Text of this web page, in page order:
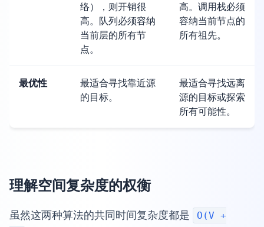
络），则开销很
高。队列必须容纳
当前层的所有节
点。
高。调用栈必须
容纳当前节点的
所有祖先。
最优性
最适合寻找靠近源
的目标。
最适合寻找远离
源的目标或探索
所有可能性。
理解空间复杂度的权衡
虽然这两种算法的共同时间复杂度都是
O(V +